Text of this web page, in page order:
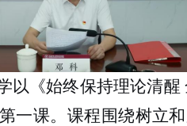
以《始终保持理论清醒
一课。课程围绕树立